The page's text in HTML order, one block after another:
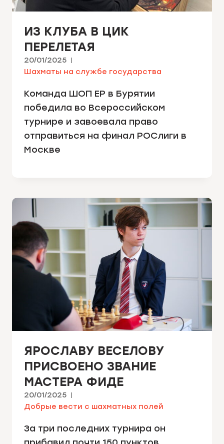
ИЗ КЛУБА В ЦИК
ПЕРЕЛЕТАЯ
20/01/2025
Шахматы на службе государства
Команда ШОП ЕР в Бурятии
победила во Всероссийском
турнире и завоевала право
отправиться на финал РОСлиги в
Москве
ЯРОСЛАВУ ВЕСЕЛОВУ
ПРИСВОЕНО ЗВАНИЕ
МАСТЕРА ФИДЕ
20/01/2025
Добрые вести с шахматных полей
За три последних турнира он